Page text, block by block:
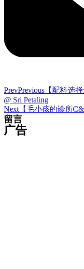
PrevPrevious 【配料选
@ Sri Petaling
Next 【毛小孩的诊所
留言
广告